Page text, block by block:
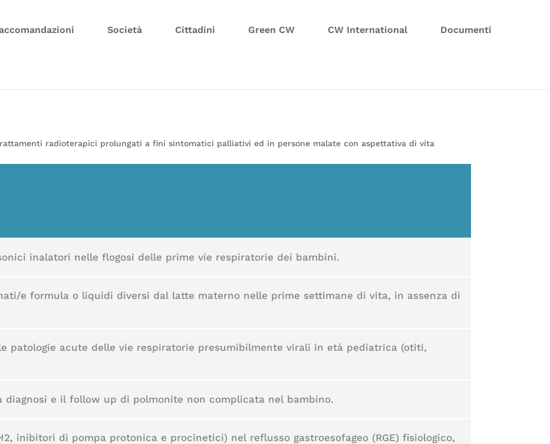
Società Cittadini Green CW CW International Documenti
radioterapici prolungati a fini sintomatici palliativi ed in persone malate con aspettativa di vita
inalatori nelle flogosi delle prime vie respiratorie dei bambini.
e formula o liquidi diversi dal latte materno nelle prime settimane di vita, in assenza di
patologie acute delle vie respiratorie presumibilmente virali in età pediatrica (otiti,
diagnosi e il follow up di polmonite non complicata nel bambino.
inibitori di pompa protonica e procinetici) nel reflusso gastroesofageo (RGE) fisiologico,